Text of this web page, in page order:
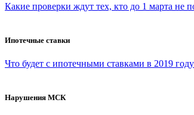
Какие проверки ждут тех, кто до 1 марта не
Ипотечные ставки
Что будет с ипотечными ставками в 2019
Нарушения МСК